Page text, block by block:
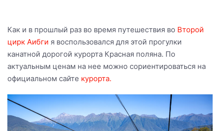
Как и в прошлый раз во время путешествия во Второй
цирк Аибги я воспользовался для этой прогулки
канатной дорогой курорта Красная поляна. По
актуальным ценам на нее можно сориентироваться на
официальном сайте курорта.